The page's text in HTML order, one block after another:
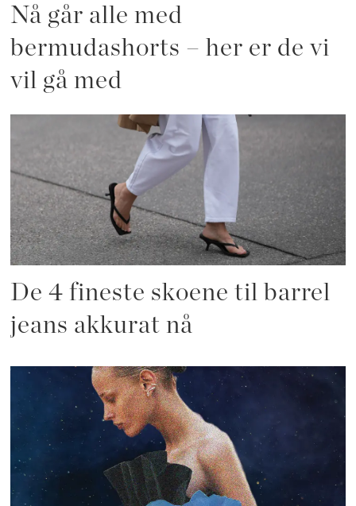
Nå går alle med
bermudashorts – her er de vi
vil gå med
De 4 fineste skoene til barrel
jeans akkurat nå